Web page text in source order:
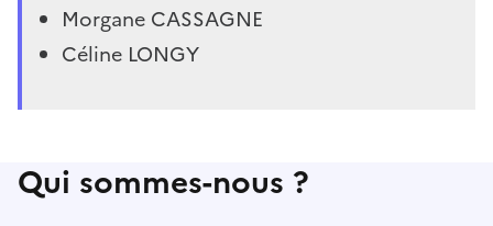
Morgane CASSAGNE
Céline LONGY
Qui sommes-nous ?